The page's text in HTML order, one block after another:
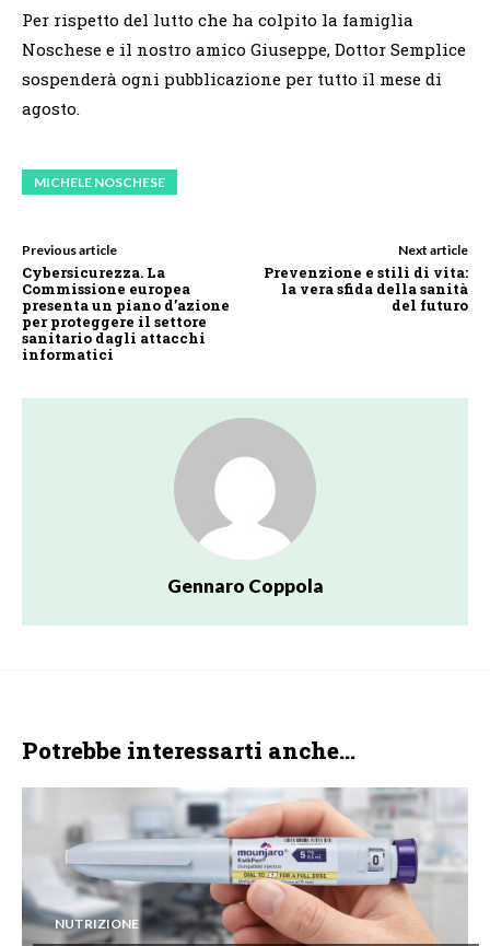
Per rispetto del lutto che ha colpito la famiglia
Noschese e il nostro amico Giuseppe, Dottor Semplice
sospenderà ogni pubblicazione per tutto il mese di
agosto.
MICHELE NOSCHESE
Previous article
Cybersicurezza. La
Commissione europea
presenta un piano d’azione
per proteggere il settore
sanitario dagli attacchi
informatici
Next article
Prevenzione e stili di vita:
la vera sfida della sanità
del futuro
Gennaro Coppola
Potrebbe interessarti anche...
NUTRIZIONE